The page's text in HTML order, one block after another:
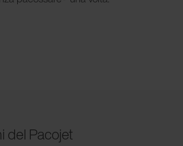
del Pacojet